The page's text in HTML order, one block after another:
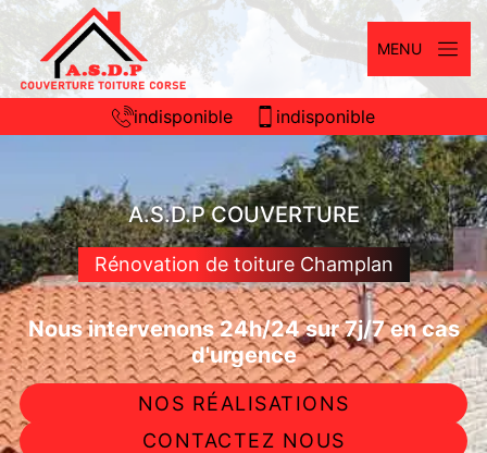
MENU
indisponible indisponible
A.S.D.P COUVERTURE
Rénovation de toiture Champlan
Nous intervenons 24h/24 sur 7j/7 en cas
d'urgence
NOS RÉALISATIONS
CONTACTEZ NOUS